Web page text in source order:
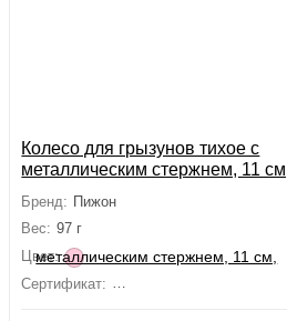
Колесо для грызунов тихое с
металлическим стержнем, 11
Бренд: Пижон
Вес: 97 г
Цвет:
Сертификат: Не подлежит